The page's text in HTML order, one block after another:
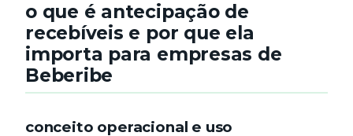
o que é antecipação de
recebíveis e por que ela
importa para empresas de
Beberibe
conceito operacional e uso